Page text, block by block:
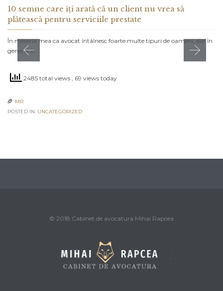
10 semne care îți arată că un client nu vrea să
plătească pentru serviciile prestate
În meseria mea ca avocat întâlnesc foarte multe tipuri de oameni, dar în
general îi…
2485 total views , 69 views today
 MR
POSTED IN: UNCATEGORIZED
© 2018 Cabinet de avocatura Mihai Rapcea